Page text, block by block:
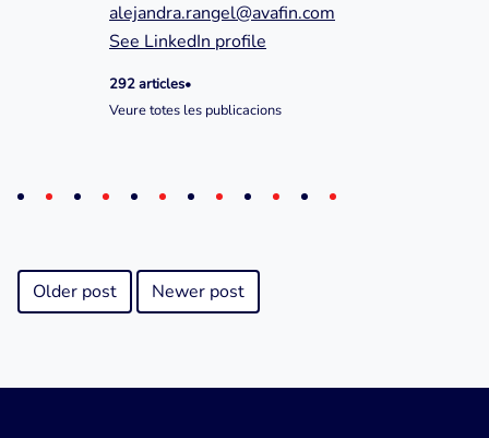
alejandra.rangel@avafin.com
See LinkedIn profile
292 articles•
Veure totes les publicacions
Older post Newer post